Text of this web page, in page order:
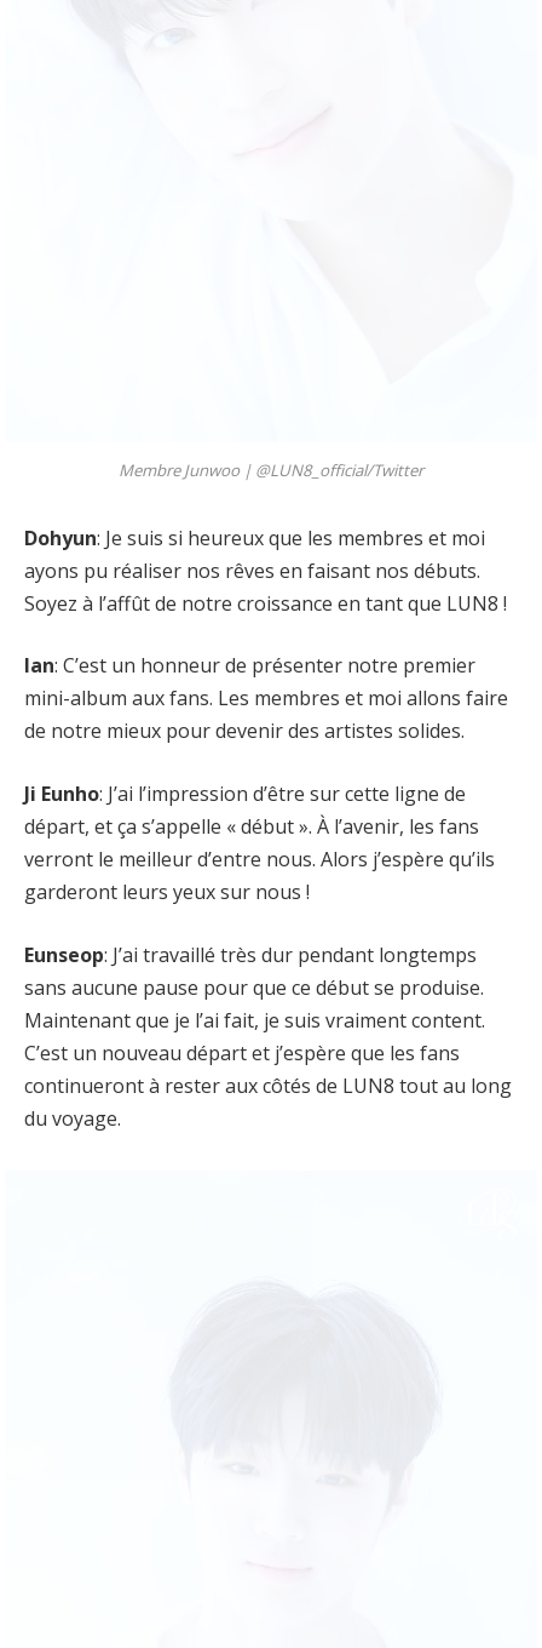
Membre Junwoo | @LUN8_official/Twitter
Dohyun: Je suis si heureux que les membres et moi
ayons pu réaliser nos rêves en faisant nos débuts.
Soyez à l’affût de notre croissance en tant que LUN8 !
Ian: C’est un honneur de présenter notre premier
mini-album aux fans. Les membres et moi allons faire
de notre mieux pour devenir des artistes solides.
Ji Eunho: J’ai l’impression d’être sur cette ligne de
départ, et ça s’appelle « début ». À l’avenir, les fans
verront le meilleur d’entre nous. Alors j’espère qu’ils
garderont leurs yeux sur nous !
Eunseop: J’ai travaillé très dur pendant longtemps
sans aucune pause pour que ce début se produise.
Maintenant que je l’ai fait, je suis vraiment content.
C’est un nouveau départ et j’espère que les fans
continueront à rester aux côtés de LUN8 tout au long
du voyage.